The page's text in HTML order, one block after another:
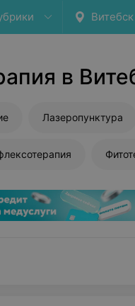
Витебск
в
Лазеропунктура